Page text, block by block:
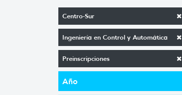
Centro-Sur
Ingeniería en Control y Automática
Preinscripciones
Año